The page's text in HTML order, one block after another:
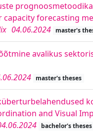
capacity forecasting
04.06.2024 master's
avalikus
master's theses
and Visual
bachelor's theses